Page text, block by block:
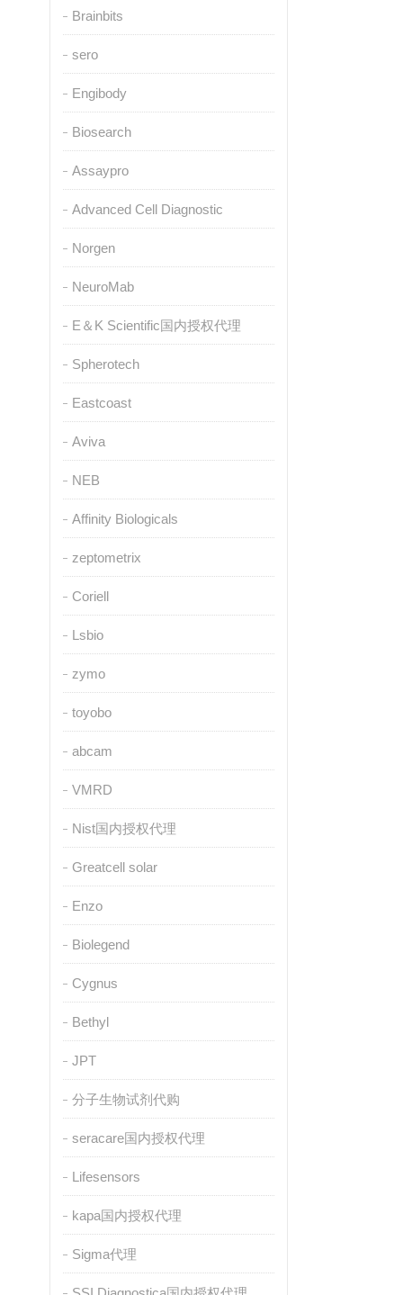
Brainbits
sero
Engibody
Biosearch
Assaypro
Advanced Cell Diagnostic
Norgen
NeuroMab
E＆K Scientific国内授权代理
Spherotech
Eastcoast
Aviva
NEB
Affinity Biologicals
zeptometrix
Coriell
Lsbio
zymo
toyobo
abcam
VMRD
Nist国内授权代理
Greatcell solar
Enzo
Biolegend
Cygnus
Bethyl
JPT
分子生物试剂代购
seracare国内授权代理
Lifesensors
kapa国内授权代理
Sigma代理